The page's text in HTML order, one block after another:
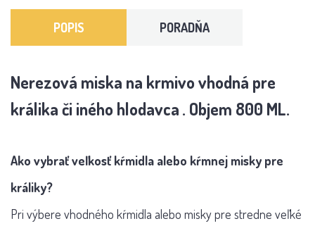
POPIS PORADŇA
Nerezová miska na krmivo vhodná pre
králika či iného hlodavca. Objem 800 ML.
Ako vybrať veľkosť kŕmidla alebo kŕmnej misky pre
králiky?
Pri výbere vhodného kŕmidla alebo misky pre stredne veľké